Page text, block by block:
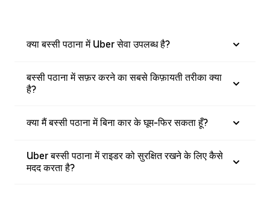
क्या बस्सी पठाना में Uber सेवा उपलब्ध है?
बस्सी पठाना में सफ़र करने का सबसे किफ़ायती तरीका क्या
है?
क्या मैं बस्सी पठाना में बिना कार के घूम-फिर सकता हूँ?
Uber बस्सी पठाना में राइडर को सुरक्षित रखने के लिए कैसे
मदद करता है?